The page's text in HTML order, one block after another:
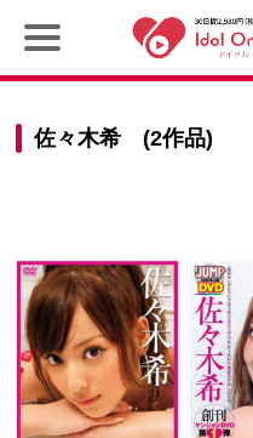
佐々木希 (2作品)